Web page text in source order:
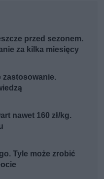
przed sezonem.
za kilka miesięcy
zastosowanie.
nawet 160 zł/kg.
Tyle może zrobić